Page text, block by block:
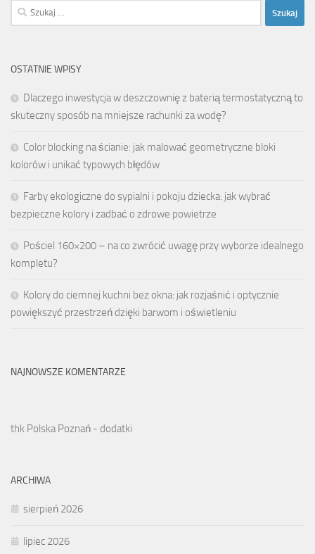
Szukaj:
OSTATNIE WPISY
Dlaczego inwestycja w deszczownię z baterią termostatyczną to
skuteczny sposób na mniejsze rachunki za wodę?
Color blocking na ścianie: jak malować geometryczne bloki
kolorów i unikać typowych błędów
Farby ekologiczne do sypialni i pokoju dziecka: jak wybrać
bezpieczne kolory i zadbać o zdrowe powietrze
Pościel 160×200 – na co zwrócić uwagę przy wyborze idealnego
kompletu?
Kolory do ciemnej kuchni bez okna: jak rozjaśnić i optycznie
powiększyć przestrzeń dzięki barwom i oświetleniu
NAJNOWSZE KOMENTARZE
thk Polska Poznań - dodatki
ARCHIWA
sierpień 2026
lipiec 2026